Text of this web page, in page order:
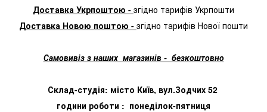
Доставка Укрпоштою - згідно тарифів Укрпошти
Доставка Новою поштою - згідно тарифів Нової пошти
Самовивіз з наших магазинів - безкоштовно
Склад-студія: місто Київ, вул.Зодчих 52
години роботи : понеділок-пятниця